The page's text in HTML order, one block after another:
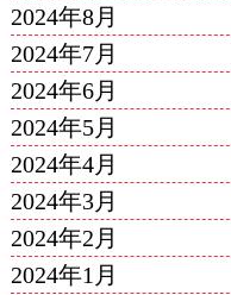
2024年8月
2024年7月
2024年6月
2024年5月
2024年4月
2024年3月
2024年2月
2024年1月